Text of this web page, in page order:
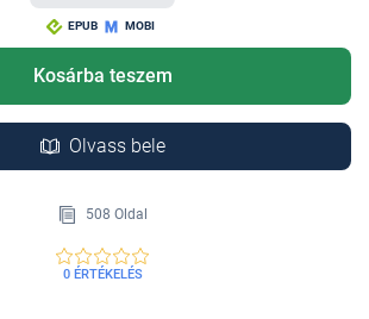
EPUB MOBI
Kosárba teszem
Olvass bele
508 Oldal
0 ÉRTÉKELÉS